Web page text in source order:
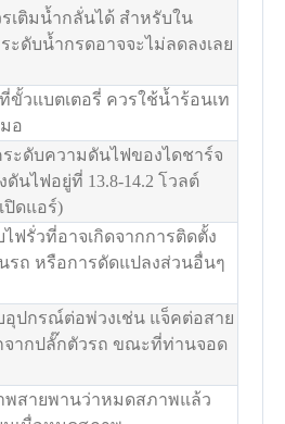
เติมน้ำกลั่นได้ สำหรับใน
ะดับน้ำกรดอาจจะไม่ลดลงเลย
ขั้วแบตเตอรี่ ควรใช้น้ำร้อนเท
อ
ระดับความดันไฟของไดชาร์จ
นไฟอยู่ที่ 13.8-14.2 โวลต์
ปิดแอร์)
ฟรั่วที่อาจเกิดจากการติดตั้ง
รถ หรือการดัดแปลงส่วนอื่นๆ
อุปกรณ์ต่อพ่วงเช่น แจ็คต่อสาย
ากปลั๊กตัวรถ ขณะที่ท่านจอด
พสายพานว่าหมดสภาพแล้ว